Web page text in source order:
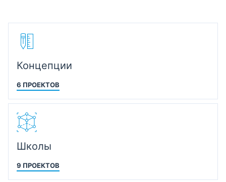
Концепции
6 ПРОЕКТОВ
Школы
9 ПРОЕКТОВ